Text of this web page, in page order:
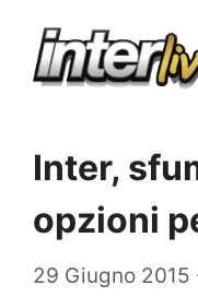
Inter,
opzioni
29 Giugno 2015